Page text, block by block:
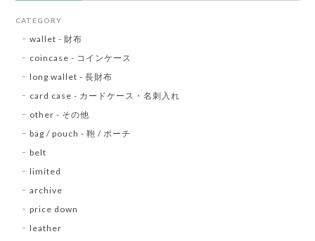
CATEGORY
wallet - 財布
coincase - コインケース
long wallet - 長財布
card case - カードケース・名刺入れ
other - その他
bag / pouch - 鞄 / ポーチ
belt
limited
archive
price down
leather